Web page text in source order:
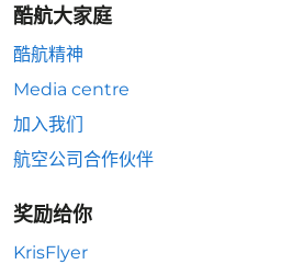
酷航大家庭
酷航精神
Media centre
加入我们
航空公司合作伙伴
奖励给你
KrisFlyer